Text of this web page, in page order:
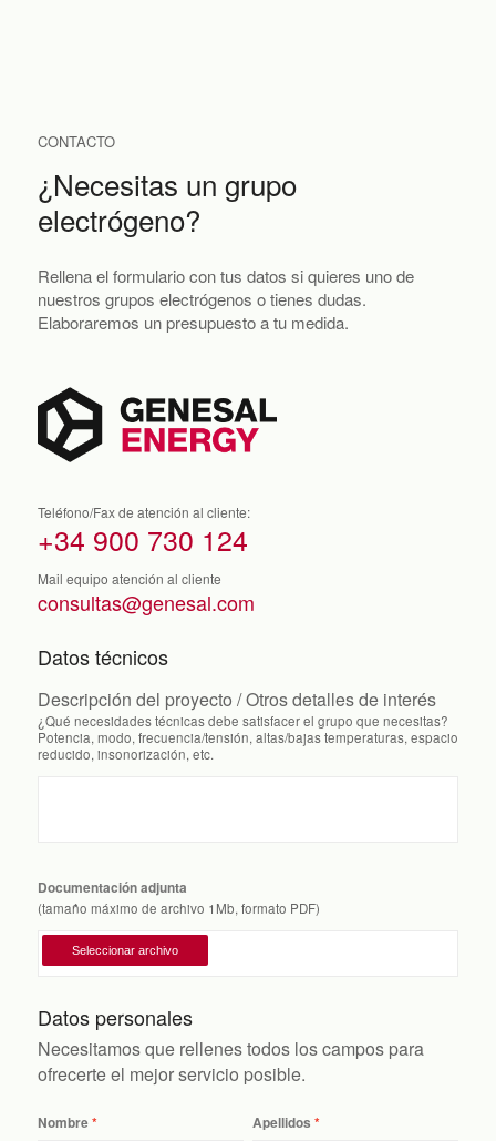
CONTACTO
¿Necesitas un grupo
electrógeno?
Rellena el formulario con tus datos si quieres uno de
nuestros grupos electrógenos o tienes dudas.
Elaboraremos un presupuesto a tu medida.
Teléfono/Fax de atención al cliente:
+34 900 730 124
Mail equipo atención al cliente
consultas@genesal.com
Datos técnicos
Descripción del proyecto / Otros detalles de interés
¿Qué necesidades técnicas debe satisfacer el grupo que necesitas?
Potencia, modo, frecuencia/tensión, altas/bajas temperaturas, espacio
reducido, insonorización, etc.
Documentación adjunta
(tamaño máximo de archivo 1Mb, formato PDF)
Datos personales
Necesitamos que rellenes todos los campos para
ofrecerte el mejor servicio posible.
Nombre Apellidos